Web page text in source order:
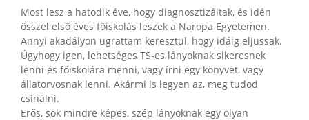
Most lesz a hatodik éve, hogy diagnosztizáltak, és idén
ősszel első éves főiskolás leszek a Naropa Egyetemen.
Annyi akadályon ugrattam keresztül, hogy idáig eljussak.
Úgyhogy igen, lehetséges TS-es lányoknak sikeresnek
lenni és főiskolára menni, vagy írni egy könyvet, vagy
állatorvosnak lenni. Akármi is legyen az, meg tudod
csinálni.
Erős, sok mindre képes, szép lányoknak egy olyan